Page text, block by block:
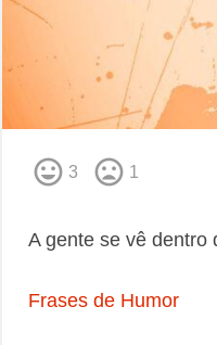
3 1
A gente se vê dentro
Frases de Humor